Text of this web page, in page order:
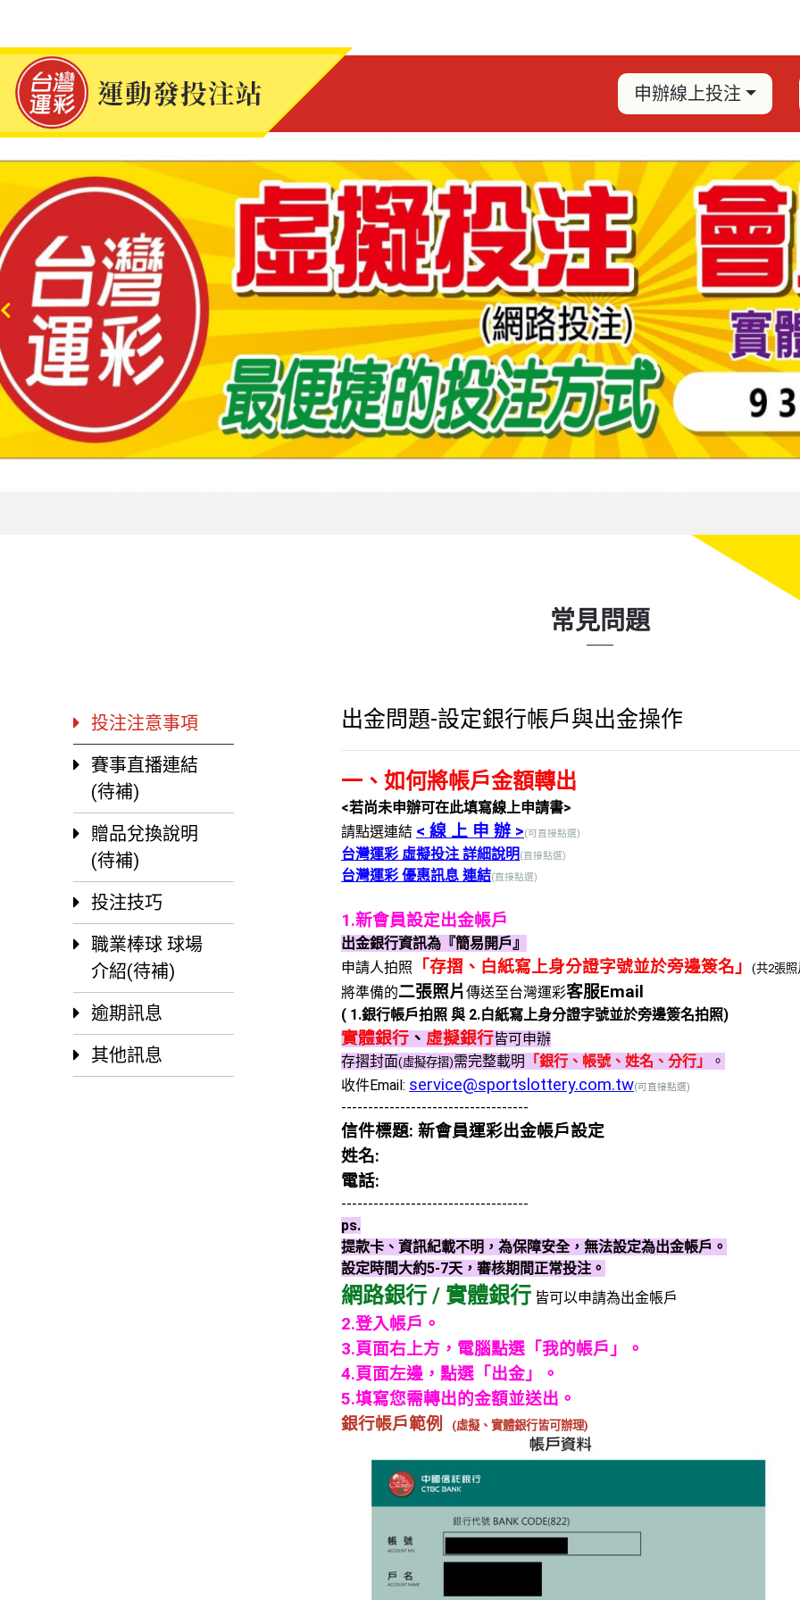
申辦線上投注
常見問題
投注注意事項
賽事直播連結
(待補)
贈品兌換說明
(待補)
投注技巧
職業棒球 球場
介紹(待補)
逾期訊息
其他訊息
出金問題-設定銀行帳戶與出金操作
一、如何將帳戶金額轉出
<若尚未申辦可在此填寫線上申請書>
請點選連結 < 線 上 申 辦 >(可直接點選)
台灣運彩 虛擬投注 詳細說明 (直接點選)
台灣運彩 優惠訊息 連結(直接點選)
1.新會員設定出金帳戶
出金銀行資訊為『簡易開戶』
申請人拍照
「存摺、白紙寫上身分證字號並於旁邊簽名」 (共2張照
將準備的二張照片傳送至台灣運彩客服Email
( 1.銀行帳戶拍照 與 2.白紙寫上身分證字號並於旁邊簽名拍照)
實體銀行、 虛擬銀行皆可申辦
存摺封面(虛擬存摺)需完整載明 「銀行、帳號、姓名、分行」
。
收件Email: service@sportslottery.com.tw(可直接點選)
-----------------------------------
信件標題: 新會員運彩出金帳戶設定
姓名:
電話:
-----------------------------------
ps.
提款卡、資訊紀載不明，為保障安全，無法設定為出金帳戶。
設定時間大約5-7天，審核期間正常投注。
網路銀行 / 實體銀行皆可以申請為出金帳戶
2.登入帳戶。
3.頁面右上方，電腦點選「我的帳戶」。
4.頁面左邊，點選「出金」。
5.填寫您需轉出的金額並送出。
銀行帳戶範例
(虛擬、實體銀行皆可辦理)